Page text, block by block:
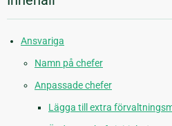
Ansvariga
Namn på chefer
Anpassade chefer
Lägga till extra